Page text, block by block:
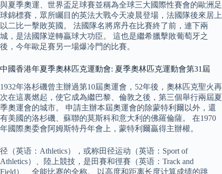
與夏季奧運、世界盃足球賽並稱為全球三大國際性賽會的歐洲足
球錦標賽，眾所矚目的英法大戰今天凌晨登場，法國隊後來居上
以二比一擊敗英國。 法國隊名將席丹在比賽終了前，連下兩
城，是法國隊逆轉贏球大功臣。 這也是繼希臘擊敗葡萄牙之
後，今年歐足賽另一場爆冷門的比賽。
中國香港年夏季奧林匹克運動會: 夏季奧林匹克運動會第31屆
1932年洛杉磯曾主辦過第10屆奧運會，52年後，奧林匹克聖火再
次在這裏燃起，使它成為繼巴黎、倫敦之後，第三個舉行兩屆夏
季奧運會的城市。 申請主辦本屆奧運會的除蒙特利爾以外，還
有美國的洛杉磯、蘇聯的莫斯科和意大利的佛羅倫薩。 在1970
年國際奧委會阿姆斯特丹年會上，蒙特利爾贏得主辦權。
径（英语：Athletics），或称田径运动（英语：Sport of
Athletics）、陸上競技，是田賽和徑賽（英语：Track and
Field）、全能比赛的全称。 以高度和距离长度计算成绩的跳